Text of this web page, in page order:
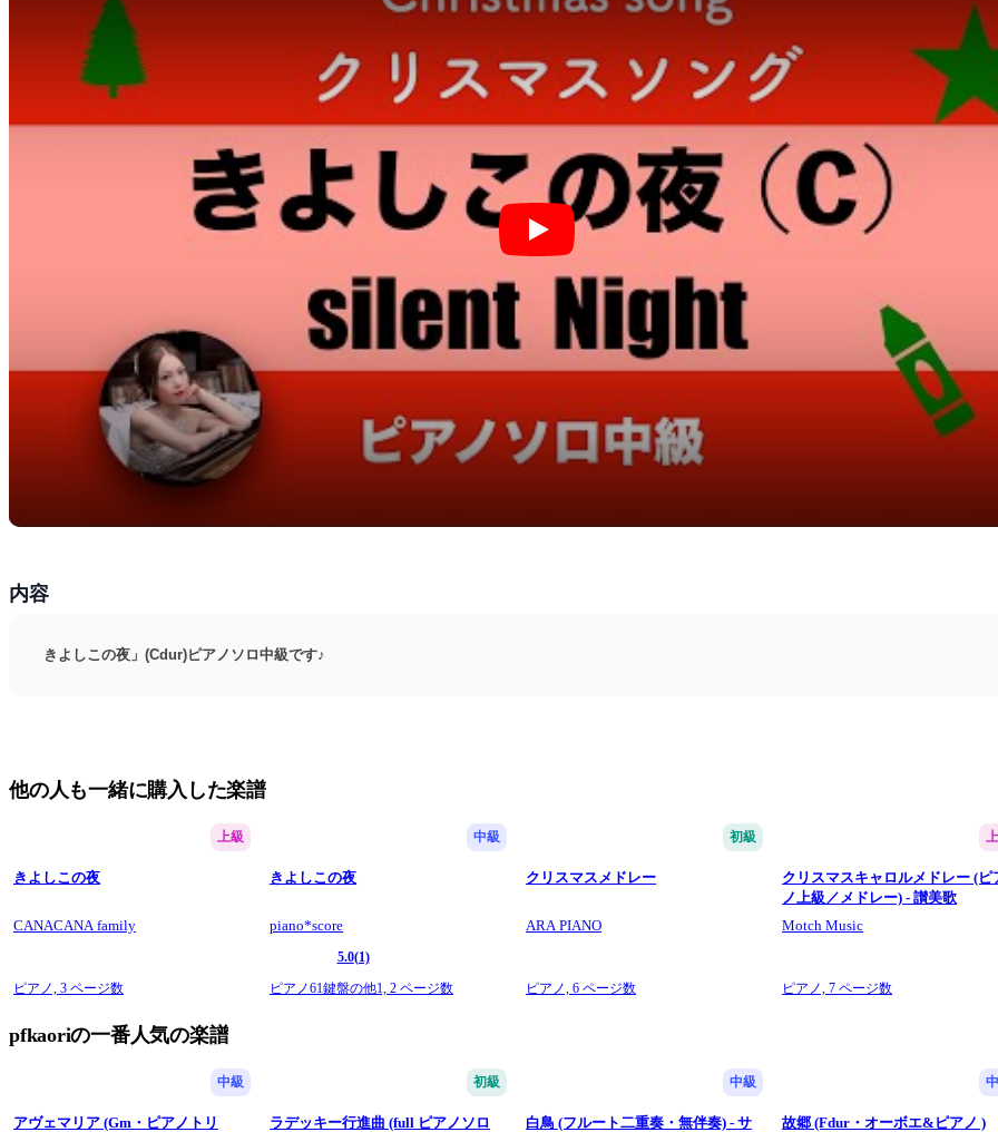
きよしこの夜 (Cdur・ピアノソロ中級) - F.X.Gruber
内容
きよしこの夜」(Cdur)ピアノソロ中級です♪
他の人も一緒に購入した楽譜
上級
きよしこの夜
CANACANA family
ピアノ, 3 ページ数
中級
きよしこの夜
piano*score
5.0(1)
ピアノ61鍵盤の他1,2 ページ数
初級
クリスマスメドレー
ARA PIANO
ピアノ,6 ページ数
クリスマスキャロルメドレー (ピ
ノ上級／メドレー) - 讃美歌
Motch Music
ピアノ,7 ページ数
pfkaoriの一番人気の楽譜
中級
アヴェマリア (Gm・ピアノトリ
初級
ラデッキー行進曲 (full ピアノソロ
中級
白鳥 (フルート二重奏・無伴奏) - サ
故郷 (Fdur・オーボエ&ピアノ )